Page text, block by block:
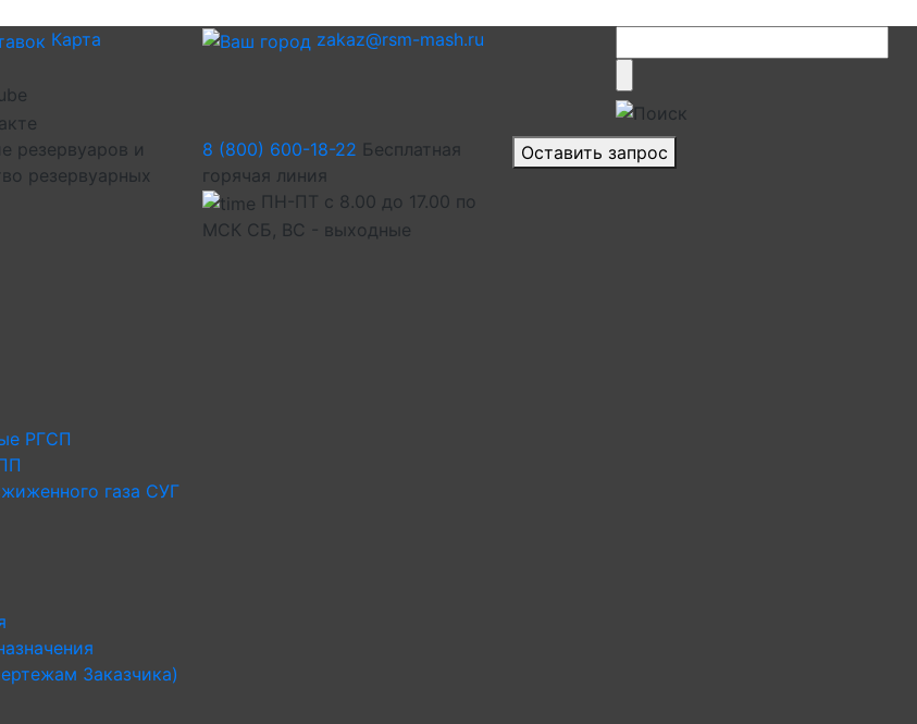
Карта
zakaz@rsm-mash.ru
резервуаров и
резервуарных
8 (800) 600-18-22 Бесплатная
горячая линия
ПН-ПТ с 8.00 до 17.00 по
МСК СБ, ВС - выходные
Оставить запрос
РГСП
газа СУГ
Заказчика)